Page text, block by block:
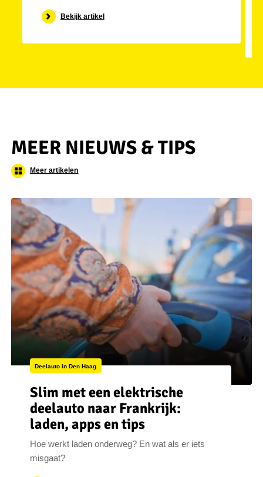
Bekijk artikel
MEER NIEUWS & TIPS
Meer artikelen
Deelauto in Den Haag
Slim met een elektrische
deelauto naar Frankrijk:
laden, apps en tips
Hoe werkt laden onderweg? En wat als er iets
misgaat?